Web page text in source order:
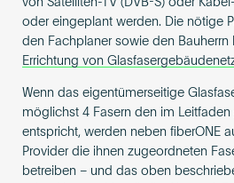
von Satelliten-TV (DVB-S) oder
oder eingeplant werden. Die nötige
den Fachplaner sowie den Bauherrn
Errichtung von
Wenn das eigentümerseitige
möglichst 4 Fasern den im Leitfaden
entspricht, werden neben fiberONE
Provider die ihnen zugeordneten
betreiben – und das oben